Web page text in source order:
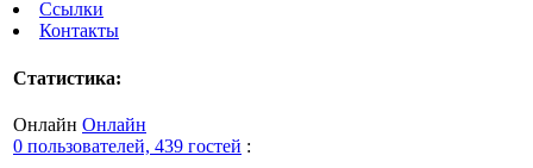
Ссылки
Контакты
Статистика:
Онлайн Онлайн
0 пользователей, 439 гостей :